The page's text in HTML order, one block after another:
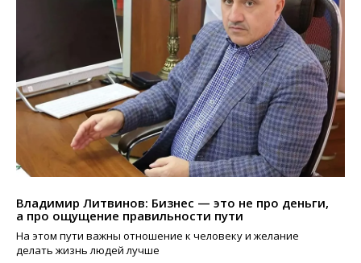
Владимир Литвинов: Бизнес — это не про деньги,
а про ощущение правильности пути
На этом пути важны отношение к человеку и желание
делать жизнь людей лучше